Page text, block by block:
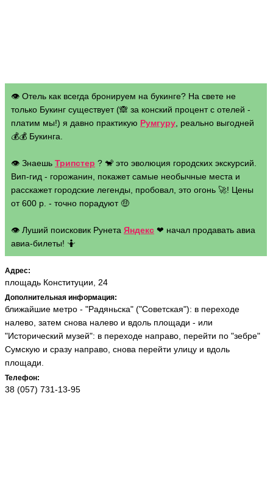
👁 Отель как всегда бронируем на букинге? На свете не
только Букинг существует (🙈 за конский процент с отелей -
платим мы!) я давно практикую Румгуру , реально выгодней
💰💰 Букинга.
👁 Знаешь Трипстер ? 🐒 это эволюция городских экскурсий.
Вип-гид - горожанин, покажет самые необычные места и
расскажет городские легенды, пробовал, это огонь 🚀! Цены
от 600 р. - точно порадуют 🤑
👁 Луший поисковик Рунета Яндекс ❤ начал продавать авиа
авиа-билеты! 🤷
Адрес:
площадь Конституции, 24
Дополнительная информация:
ближайшие метро - "Радяньска" ("Советская"): в переходе
налево, затем снова налево и вдоль площади - или
"Исторический музей": в переходе направо, перейти по "зебре"
Сумскую и сразу направо, снова перейти улицу и вдоль
площади.
Телефон:
38 (057) 731-13-95